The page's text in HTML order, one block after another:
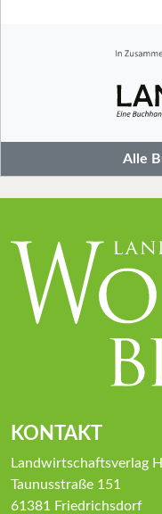
Alle
KONTAKT
Landwirtschaftsverlag
Taunusstraße 151
61381 Friedrichsdorf